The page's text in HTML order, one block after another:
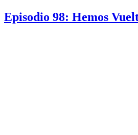
Episodio 98: Hemos